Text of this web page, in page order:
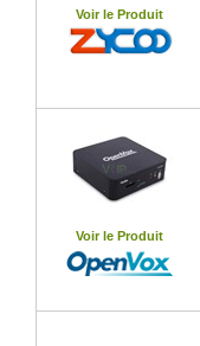
Voir le Produit
Voir le Produit